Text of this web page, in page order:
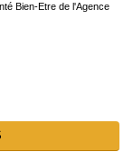
Bien-Etre de l'Agence